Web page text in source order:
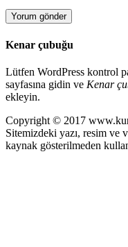
Kenar çubuğu
Lütfen WordPress kontrol
sayfasına gidin ve Kenar
ekleyin.
Copyright © 2017
Sitemizdeki yazı, resim ve
kaynak gösterilmeden